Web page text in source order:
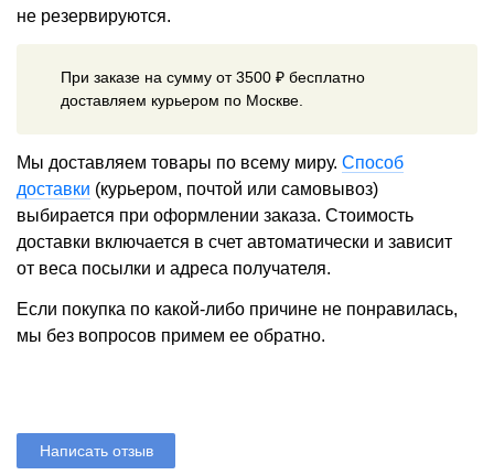
не резервируются.
При заказе на сумму от 3500 ₽ бесплатно
доставляем курьером по Москве.
Мы доставляем товары по всему миру. Способ
доставки (курьером, почтой или самовывоз)
выбирается при оформлении заказа. Стоимость
доставки включается в счет автоматически и зависит
от веса посылки и адреса получателя.
Если покупка по какой-либо причине не понравилась,
мы без вопросов примем ее обратно.
Написать отзыв